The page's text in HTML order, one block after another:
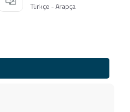
Türkçe - Arapça